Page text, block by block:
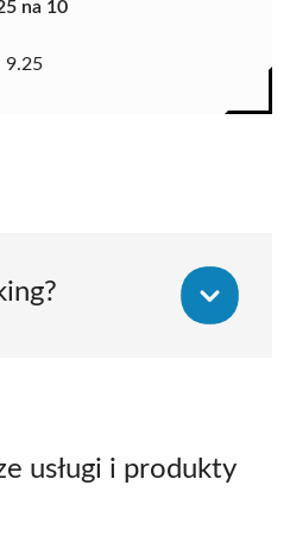
na 10
9.25
usługi i produkty